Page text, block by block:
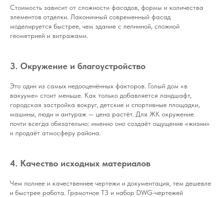
Стоимость зависит от сложности фасадов, формы и количества
элементов отделки. Лаконичный современный фасад
моделируется быстрее, чем здание с лепниной, сложной
геометрией и витражами.
3. Окружение и благоустройство
Это один из самых недооценённых факторов. Голый дом «в
вакууме» стоит меньше. Как только добавляется ландшафт,
городская застройка вокруг, детские и спортивные площадки,
машины, люди и антураж — цена растёт. Для ЖК окружение
почти всегда обязательно: именно оно создаёт ощущение «жизни»
и продаёт атмосферу района.
4. Качество исходных материалов
Чем полнее и качественнее чертежи и документация, тем дешевле
и быстрее работа. Грамотное ТЗ и набор DWG-чертежей